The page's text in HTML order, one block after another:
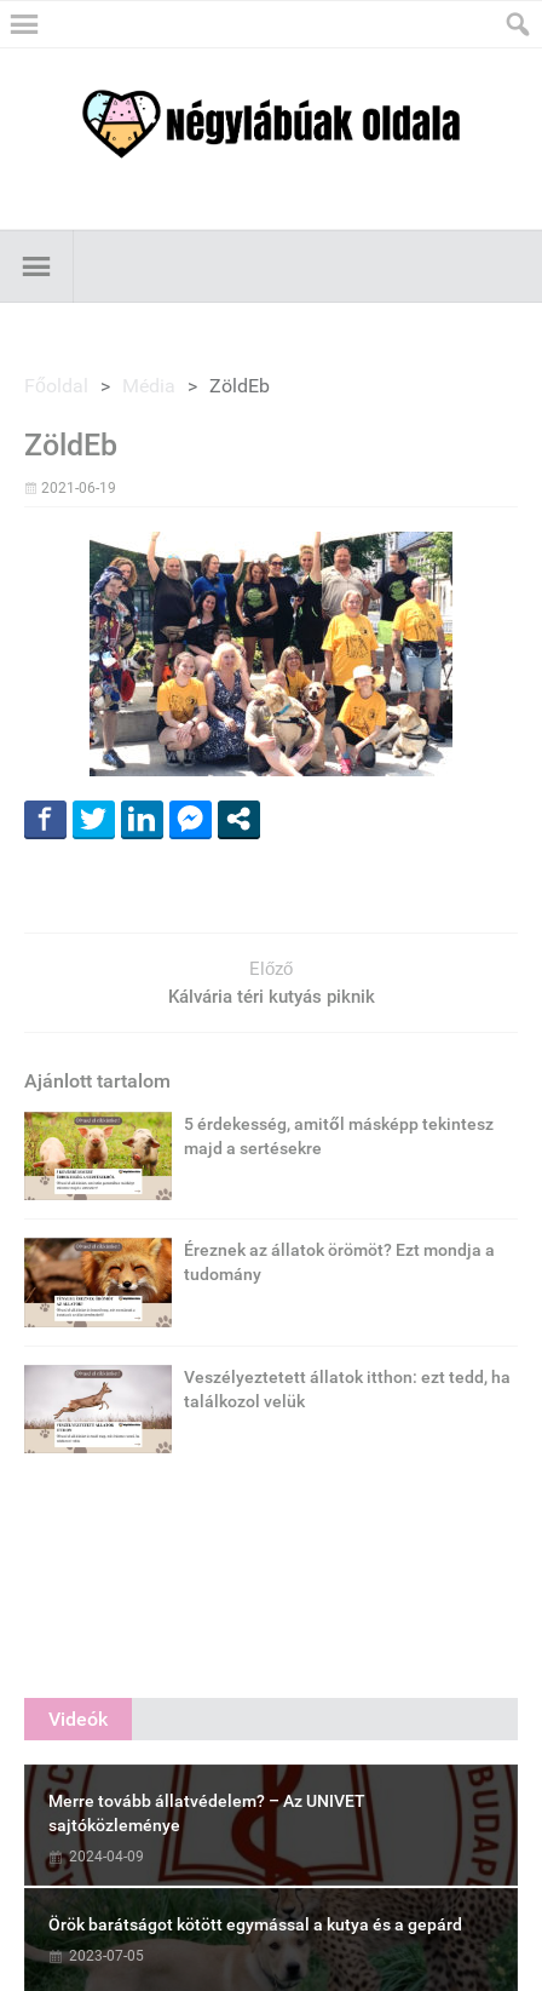
Főoldal > Média > ZöldEb
ZöldEb
2021-06-19
Előző
Kálvária téri kutyás piknik
Ajánlott tartalom
5 érdekesség, amitől másképp tekintesz
majd a sertésekre
Éreznek az állatok örömöt? Ezt mondja a
tudomány
Veszélyeztetett állatok itthon: ezt tedd, ha
találkozol velük
Videók
Merre tovább állatvédelem? – Az UNIVET
sajtóközleménye
2024-04-09
Örök barátságot kötött egymással a kutya és a gepárd
2023-07-05